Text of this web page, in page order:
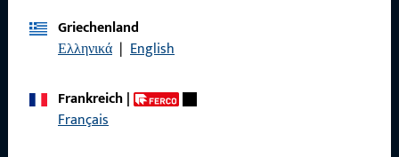
Griechenland
Ελληνικά | English
Frankreich|
Français